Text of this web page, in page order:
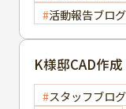
活動報告ブログ
K様邸CAD作成
スタッフブログ